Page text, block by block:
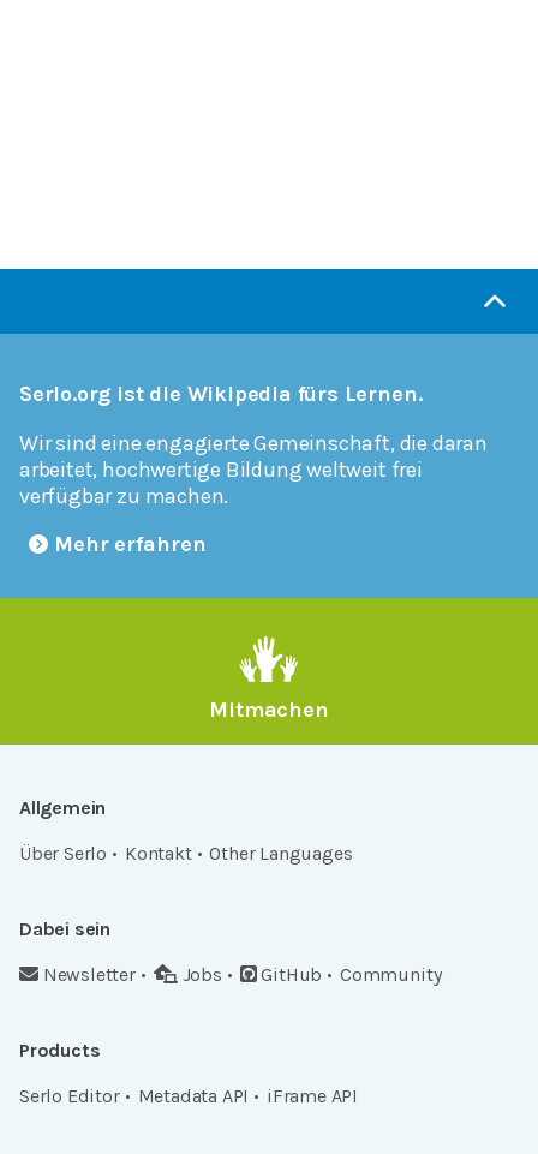
Serlo.org ist die Wikipedia fürs Lernen.
Wir sind eine engagierte Gemeinschaft, die daran
arbeitet, hochwertige Bildung weltweit frei
verfügbar zu machen.
Mehr erfahren
Mitmachen
Allgemein
Über Serlo
Kontakt Other Languages
Dabei sein
Newsletter
Jobs GitHub Community
Products
Serlo Editor
Metadata API iFrame API